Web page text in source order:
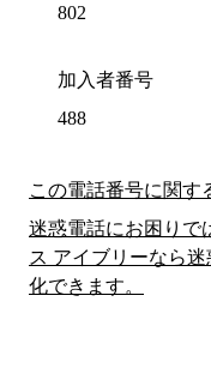
802
加入者番号
488
この電話番号に関す
迷惑電話にお困りで
ス アイブリーなら
化できます。